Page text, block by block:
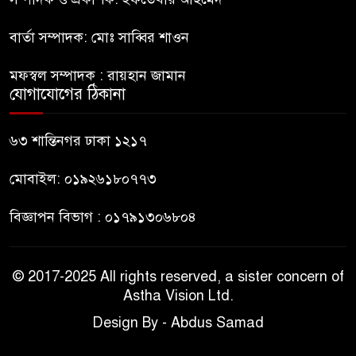
ভারত থেকে আসছে ২ দশমিক ৩
বার্তা সম্পাদক: মোঃ সাব্বির শাওন
মফস্বল সম্পাদক : রায়হান জামান
যোগাযোগের ঠিকানা
৬৩ শান্তিনগর ঢাকা ১২১৭
মোবাইল: ০১৯২৬১৮০৭৭৩
বিজ্ঞাপন বিভাগ : ০১৭৯১৩০৬৮০৪
© 2017-2025 All rights reserved, a sister concern of
Astha Vision Ltd.
Design By - Abdus Samad